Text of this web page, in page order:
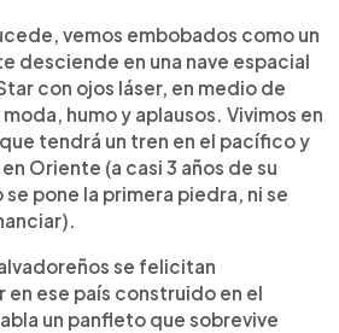
vemos embobados como un
desciende en una nave espacial
con ojos láser, en medio de
humo y aplausos. Vivimos en
tendrá un tren en el pacífico y
Oriente (a casi 3 años de su
pone la primera piedra, ni se
se felicitan
en ese país construido en el
un panfleto que sobrevive